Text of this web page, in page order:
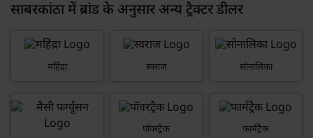
साबरकांठा में ब्रांड के अनुसार अन्य ट्रैक्टर डीलर
महिंद्रा स्वराज सोनालिका
पॉवरट्रैक फार्मट्रैक